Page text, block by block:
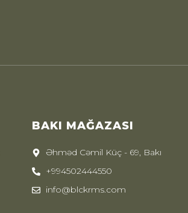
BAKI MAĞAZASI
Əhməd Cəmil Küç - 69, Bakı
+994502444550
info@blckrms.com